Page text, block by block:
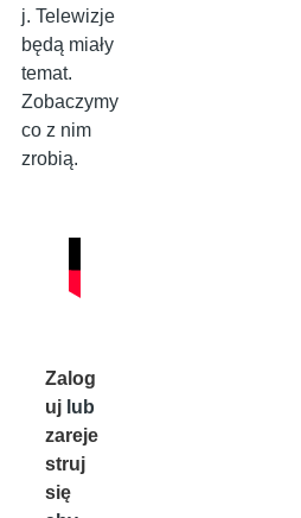
j. Telewizje
będą miały
temat.
Zobaczymy
co z nim
zrobią.
Zalog
uj lub
zareje
struj
się